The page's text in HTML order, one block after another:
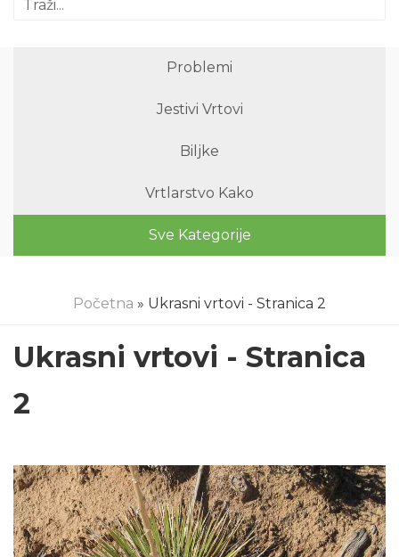
Problemi
Jestivi Vrtovi
Biljke
Vrtlarstvo Kako
Sve Kategorije
Početna » Ukrasni vrtovi - Stranica 2
Ukrasni vrtovi - Stranica
2